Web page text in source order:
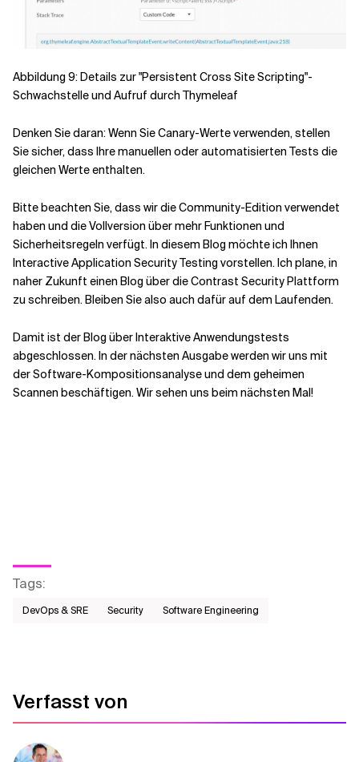
Abbildung 9: Details zur "Persistent Cross Site Scripting"-
Schwachstelle und Aufruf durch Thymeleaf
Denken Sie daran: Wenn Sie Canary-Werte verwenden, stellen
Sie sicher, dass Ihre manuellen oder automatisierten Tests die
gleichen Werte enthalten.
Bitte beachten Sie, dass wir die Community-Edition verwendet
haben und die Vollversion über mehr Funktionen und
Sicherheitsregeln verfügt. In diesem Blog möchte ich Ihnen
Interactive Application Security Testing vorstellen. Ich plane, in
naher Zukunft einen Blog über die Contrast Security Plattform
zu schreiben. Bleiben Sie also auch dafür auf dem Laufenden.
Damit ist der Blog über Interaktive Anwendungstests
abgeschlossen. In der nächsten Ausgabe werden wir uns mit
der Software-Kompositionsanalyse und dem geheimen
Scannen beschäftigen. Wir sehen uns beim nächsten Mal!
Tags:
DevOps & SRE Security Software Engineering
Verfasst von